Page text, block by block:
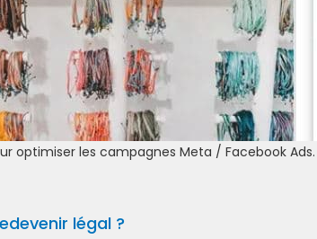
optimiser les campagnes Meta / Facebook
légal ?